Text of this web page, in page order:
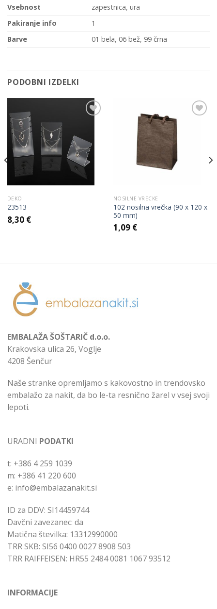
Vsebnost
zapestnica, ura
Pakiranje info
1
Barve
01 bela, 06 bež, 99 črna
PODOBNI IZDELKI
Add to
Wishlist
DEKO
23513
8,30 €
NOSILNE VRECKE
102 nosilna vrečka (90 x 120 x
50 mm)
1,09 €
EMBALAŽA ŠOŠTARIČ d.o.o.
Krakovska ulica 26, Voglje
4208 Šenčur
Naše stranke opremljamo s kakovostno in trendovsko
embalažo za nakit, da bo le-ta resnično žarel v vsej svoji
lepoti.
URADNI PODATKI
t: +386 4 259 1039
m: +386 41 220 600
e: info@embalazanakit.si
ID za DDV: SI14459744
Davčni zavezanec: da
Matična številka: 13312990000
TRR SKB: SI56 0400 0027 8908 503
TRR RAIFFEISEN: HR55 2484 0081 1067 93512
INFORMACIJE